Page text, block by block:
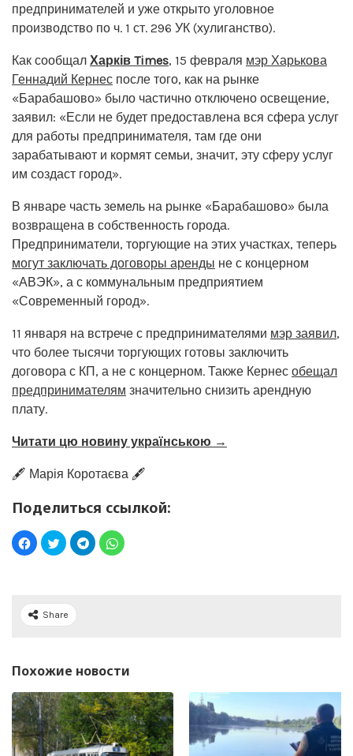
предпринимателей и уже открыто уголовное
производство по ч. 1 ст. 296 УК (хулиганство).
Как сообщал Харків Times, 15 февраля мэр Харькова
Геннадий Кернес после того, как на рынке
«Барабашово» было частично отключено освещение,
заявил: «Если не будет предоставлена вся сфера услуг
для работы предпринимателя, там где они
зарабатывают и кормят семьи, значит, эту сферу услуг
им создаст город».
В январе часть земель на рынке «Барабашово» была
возвращена в собственность города.
Предприниматели, торгующие на этих участках, теперь
могут заключать договоры аренды не с концерном
«АВЭК», а с коммунальным предприятием
«Современный город».
11 января на встрече с предпринимателями мэр заявил,
что более тысячи торгующих готовы заключить
договора с КП, а не с концерном. Также Кернес обещал
предпринимателям значительно снизить арендную
плату.
Читати цю новину українською →
🖋️ Марія Коротаєва 🖋️
Поделиться ссылкой:
Share
Похожие новости